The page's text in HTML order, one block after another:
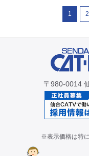
1 2
〒980-0014
※表示価格は特